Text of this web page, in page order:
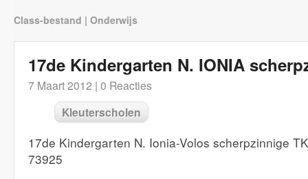
Class-bestand | Onderwijs
17de Kindergarten N. IONIA
7 Maart 2012 | 0 Reacties
Kleuterscholen
17de Kindergarten N. Ionia-Volos scherpzinnige
73925